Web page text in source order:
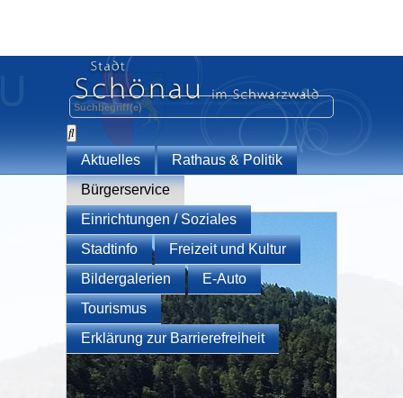
Aktuelles
Rathaus & Politik
Bürgerservice
Einrichtungen / Soziales
Stadtinfo
Freizeit und Kultur
Bildergalerien
E-Auto
Tourismus
Erklärung zur Barrierefreiheit